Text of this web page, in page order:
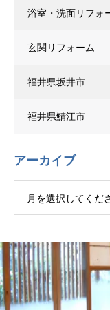
浴室・洗面リフォ
玄関リフォーム
福井県坂井市
福井県鯖江市
アーカイブ
月を選択してくだ